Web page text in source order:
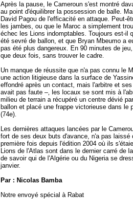
Après la pause, le Cameroun s'est montré
au point d'équilibrer la possession de balle.
David Pagou de l'efficacité en attaque. Peut-
les jambes, ou que le Maroc a simplement
échec les Lions indomptables. Toujours est-il
été sevré de ballon, et que Bryan Mbeumo a
pas été plus dangereux. En 90 minutes de
que deux fois, sans trouver le cadre.
Un manque de réussite que n'a pas connu le
une action litigieuse dans la surface de
effondré après un contact, mais l'arbitre et
avait pas faute –, les locaux se sont mis à
milieu de terrain a récupéré un centre dévié
ballon et placé une frappe victorieuse dans
(74e).
Les dernières attaques lancées par le
fort de ses deux buts d'avance, n'a pas laissé
première fois depuis l'édition 2004 où ils
Lions de l'Atlas sont dans le dernier carré de
de savoir qui de l'Algérie ou du Nigeria se
janvier.
Par : Nicolas Bamba
Notre envoyé spécial à Rabat